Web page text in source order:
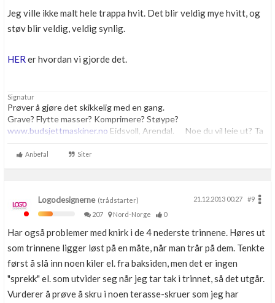
Jeg ville ikke malt hele trappa hvit. Det blir veldig mye hvitt, og
støv blir veldig, veldig synlig.
HER er hvordan vi gjorde det.
Signatur
Prøver å gjøre det skikkelig med en gang.
Grave? Flytte masser? Komprimere? Støype?
www.budsjettmaskiner.no Eidsvoll, Arendal. Noe du vil leie ut? Ta
Anbefal Siter
Logodesignerne(trådstarter) 21.12.2013 00.27
#9
207
Nord-Norge 0
Har også problemer med knirk i de 4 nederste trinnene. Høres ut
som trinnene ligger løst på en måte, når man trår på dem. Tenkte
først å slå inn noen kiler el. fra baksiden, men det er ingen
"sprekk" el. som utvider seg når jeg tar tak i trinnet, så det utgår.
Vurderer å prøve å skru i noen terasse-skruer som jeg har